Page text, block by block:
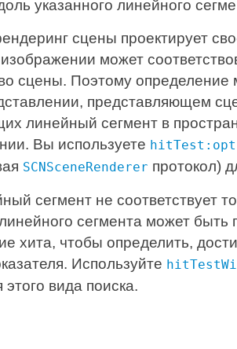
указанного линейного
сцены проектирует
может
сцены. Поэтому
представляющем
линейный сегмент в
Вы используете
SCNSceneRenderer протокол)
сегмент не соответствует
сегмента может
хита, чтобы определить,
Используйте
вида поиска.